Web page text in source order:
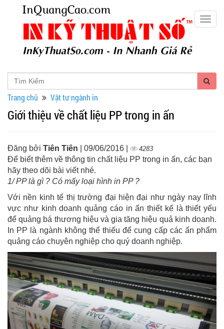
Trang chủ Vật tư ngành in
Giới thiệu về chất liệu PP trong in ấn
Đăng bởi Tiên Tiên | 09/06/2016 | 4283
Để biết thêm về thông tin chất liệu PP trong in ấn, các bạn
hãy theo dõi bài viết nhé.
1/ PP là gì ? Có mấy loại hình in PP ?
Với nền kinh tế thị trường đại hiện đại như ngày nay lĩnh
vực như kinh doanh quảng cáo in ấn thiết kế là thiết yếu
để quảng bá thương hiệu và gia tăng hiệu quả kinh doanh.
In PP là ngành không thể thiếu để cung cấp các ấn phẩm
quảng cáo chuyên nghiệp cho quý doanh nghiệp.